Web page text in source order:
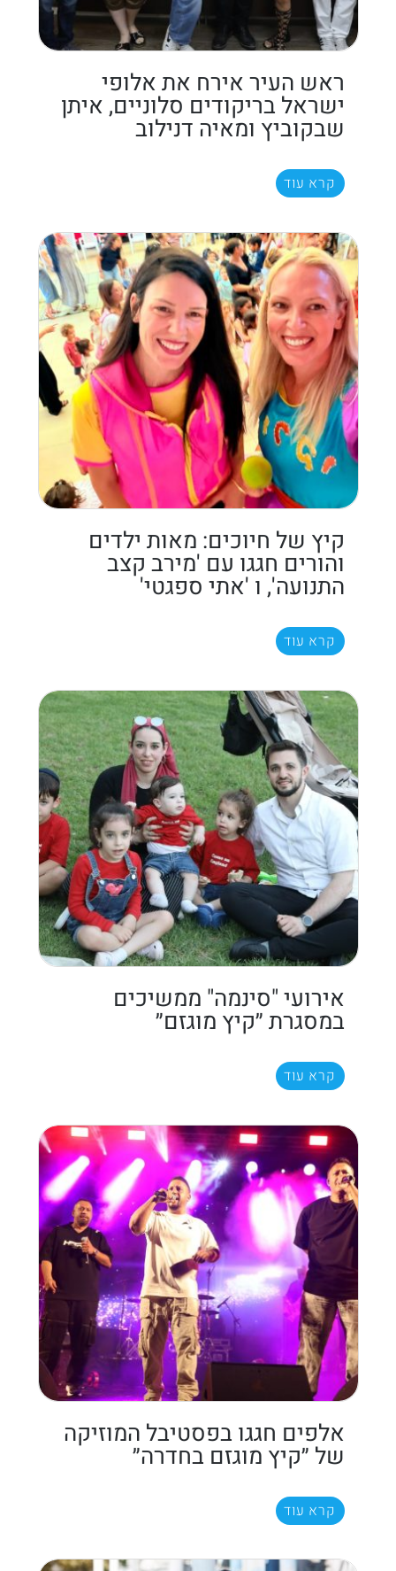
ראש העיר אירח את אלופי
ישראל בריקודים סלוניים, איתן
שבקוביץ ומאיה דנילוב
קרא עוד
קיץ של חיוכים: מאות ילדים
והורים חגגו עם 'מירב קצב
התנועה', ו 'אתי ספגטי'
קרא עוד
אירועי "סינמה" ממשיכים
במסגרת ״קיץ מוגזם״
קרא עוד
אלפים חגגו בפסטיבל המוזיקה
של ״קיץ מוגזם בחדרה״
קרא עוד